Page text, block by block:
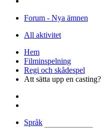
Forum - Nya ämnen
All aktivitet
Hem
Filminspelning
Regi och skådespel
Att sätta upp en casting?
Språk